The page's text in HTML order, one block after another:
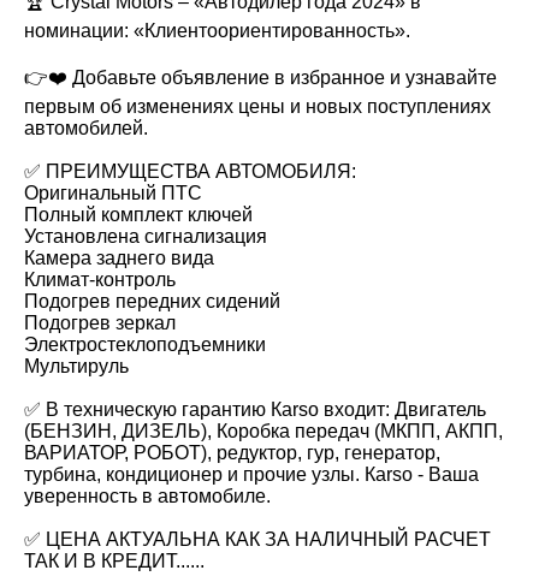
номинации: «Клиентоориентированность».
👉❤️ Добавьте объявление в избранное и узнавайте
первым об изменениях цены и новых поступлениях
автомобилей.
✅ ПРЕИМУЩЕСТВА АВТОМОБИЛЯ:
Оригинальный ПТС
Полный комплект ключей
Установлена сигнализация
Камера заднего вида
Климат-контроль
Подогрев передних сидений
Подогрев зеркал
Электростеклоподъемники
Мультируль
✅ В техническую гарантию Каrsо входит: Двигатель
(БЕНЗИН, ДИЗЕЛЬ), Коробка передач (МКПП, АКПП,
ВАРИАТОР, РОБОТ), редуктор, гур, генератор,
турбина, кондиционер и прочие узлы. Каrsо - Ваша
уверенность в автомобиле.
✅ ЦЕНА АКТУАЛЬНА КАК ЗА НАЛИЧНЫЙ РАСЧЕТ
ТАК И В КРЕДИТ......